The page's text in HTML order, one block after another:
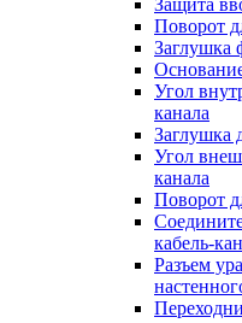
Защита
Поворот
Заглушка
Угол
канала
Заглушка
Угол
канала
Поворот
кабель-
Разъем